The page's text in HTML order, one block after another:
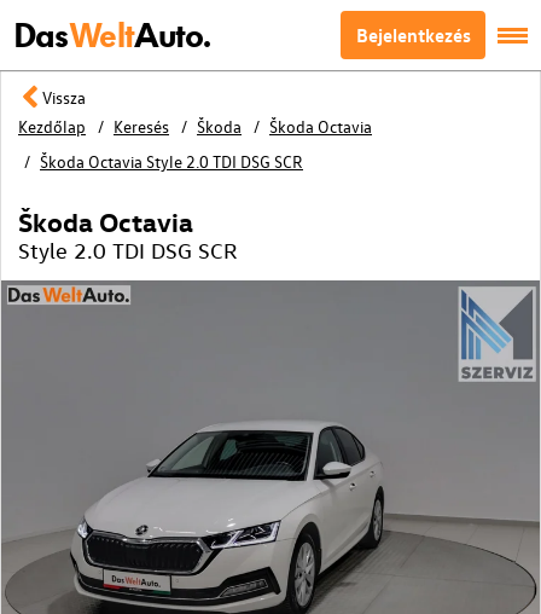
DasWeltAuto. Bejelentkezés
Vissza
Kezdőlap
Keresés Škoda
Škoda Octavia
Škoda Octavia Style 2.0 TDI DSG SCR
Škoda Octavia
Style 2.0 TDI DSG SCR